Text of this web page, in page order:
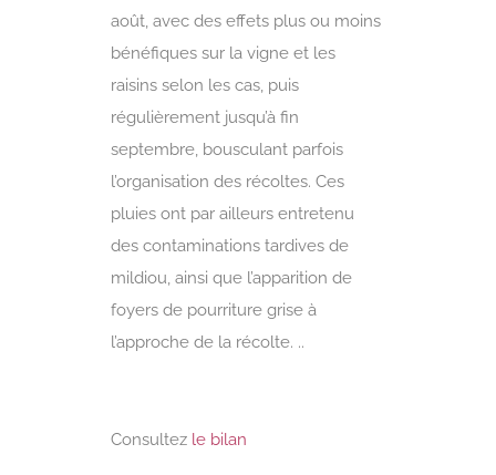
août, avec des effets plus ou moins
bénéfiques sur la vigne et les
raisins selon les cas, puis
régulièrement jusqu’à fin
septembre, bousculant parfois
l’organisation des récoltes. Ces
pluies ont par ailleurs entretenu
des contaminations tardives de
mildiou, ainsi que l’apparition de
foyers de pourriture grise à
l’approche de la récolte. ..
Consultez le bilan